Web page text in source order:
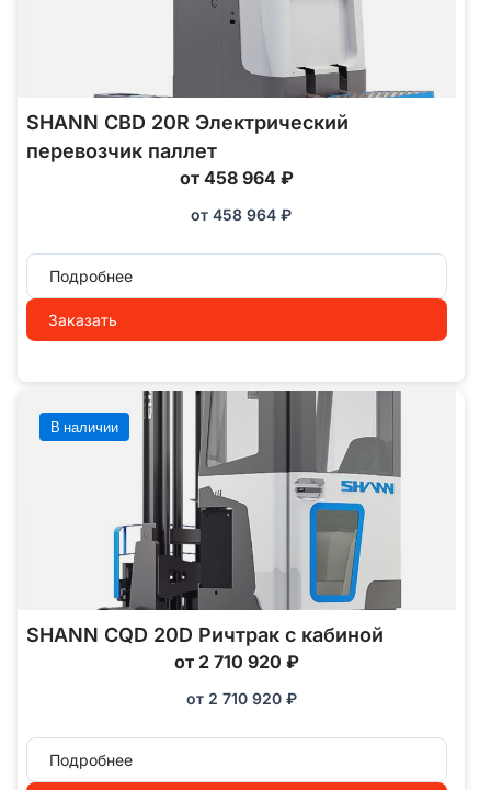
SHANN CBD 20R Электрический
перевозчик паллет
от 458 964 ₽
от 458 964 ₽
Подробнее
Заказать
В наличии
SHANN CQD 20D Ричтрак с кабиной
от 2 710 920 ₽
от 2 710 920 ₽
Подробнее